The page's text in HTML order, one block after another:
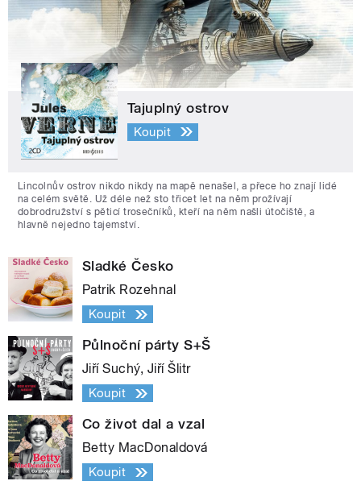
Tajuplný ostrov
Koupit
Lincolnův ostrov nikdo nikdy na mapě nenašel, a přece ho znají lidé
na celém světě. Už déle než sto třicet let na něm prožívají
dobrodružství s pěticí trosečníků, kteří na něm našli útočiště, a
hlavně nejedno tajemství.
Sladké Česko
Patrik Rozehnal
Koupit
Půlnoční párty S+Š
Jiří Suchý, Jiří Šlitr
Koupit
Co život dal a vzal
Betty MacDonaldová
Koupit